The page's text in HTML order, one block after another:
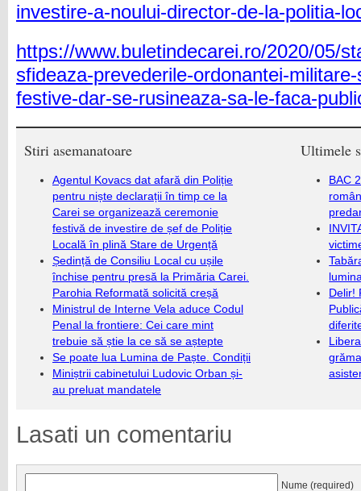
investire-a-noului-director-de-la-politia-
https://www.buletindecarei.ro/2020/05/
sfideaza-prevederile-ordonantei-
festive-dar-se-rusineaza-sa-le-faca-
Stiri asemanatoare
Agentul Kovacs dat afară din Poliție
pentru niște declarații în timp ce la
Carei se organizează ceremonie
festivă de investire de șef de Poliție
Locală în plină Stare de Urgență
Ședință de Consiliu Local cu ușile
închise pentru presă la Primăria Carei.
Parohia Reformată solicită creșă
Ministrul de Interne Vela aduce Codul
Penal la frontiere: Cei care mint
trebuie să știe la ce să se aștepte
Se poate lua Lumina de Paște. Condiții
Miniștrii cabinetului Ludovic Orban și-
au preluat mandatele
Ultimele
BAC
Delir!
Lasati un comentariu
Nume (required)